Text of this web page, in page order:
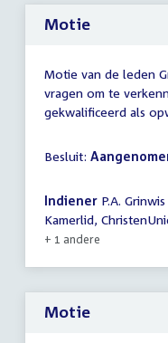
Motie
Motie van de leden
vragen om te
gekwalificeerd als
Besluit:
Indiener P.A. Grinwis
Kamerlid,
+ 1 andere
Motie